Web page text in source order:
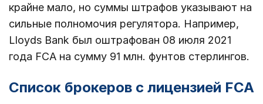
крайне мало, но суммы штрафов указывают на
сильные полномочия регулятора. Например,
Lloyds Bank был оштрафован 08 июля 2021
года FCA на сумму 91 млн. фунтов стерлингов.
Список брокеров с лицензией FCA